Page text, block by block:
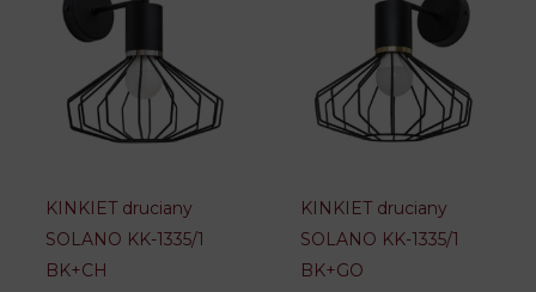
KINKIET druciany
SOLANO KK-1335/1
BK+CH
KINKIET druciany
SOLANO KK-1335/1
BK+GO